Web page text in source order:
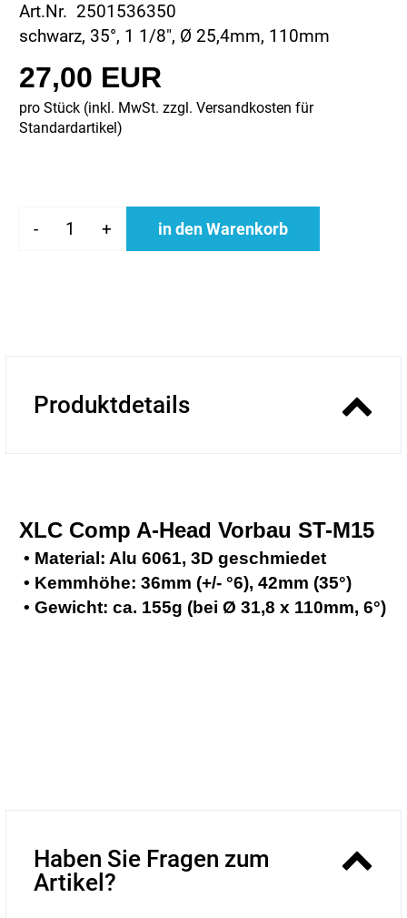
Art.Nr. 2501536350
schwarz, 35°, 1 1/8", Ø 25,4mm, 110mm
27,00 EUR
pro Stück (inkl. MwSt. zzgl. Versandkosten für
Standardartikel )
- + in den Warenkorb
Produktdetails
XLC Comp A-Head Vorbau ST-M15
• Material: Alu 6061, 3D geschmiedet
• Kemmhöhe: 36mm (+/- °6), 42mm (35°)
• Gewicht: ca. 155g (bei Ø 31,8 x 110mm, 6°)
Haben Sie Fragen zum
Artikel?